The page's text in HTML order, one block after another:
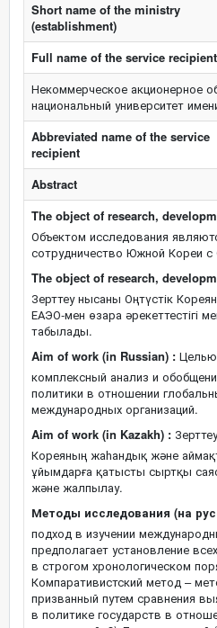
Short name of the ministry
(establishment)
Full name of the service recipient
Некоммерческое акционерное
национальный университет
Abbreviated name of the service
recipient
Abstract
The object of research,
Объектом исследования
сотрудничество Южной Кореи
The object of research,
Зерттеу нысаны Оңтүстік
ЕАЭО-мен өзара әрекеттестігі
табылады.
Aim of work (in Russian) : Целью
комплексный анализ и
политики в отношении
международных организаций.
Aim of work (in Kazakh) :
Кореяның жаһандық және
ұйымдарға қатысты сыртқы
және жалпылау.
Методы исследования (на
подход в изучении
предполагает установление
в строгом хронологическом
Компаративистский метод –
призванный путем сравнения
в политике государств в